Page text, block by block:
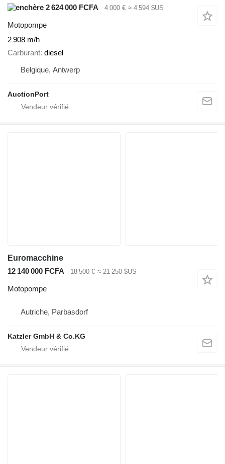
2 624 000 FCFA 4 000 € ≈ 4 594 $US
Motopompe
2 908 m/h
Carburant diesel
Belgique, Antwerp
AuctionPort
Euromacchine
12 140 000 FCFA
18 500 € ≈ 21 250 $US
Motopompe
Autriche, Parbasdorf
Katzler GmbH & Co.KG